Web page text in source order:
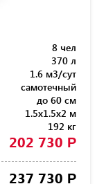
8 чел
370 л
1.6 м3/сут
самотечный
до 60 см
1.5x1.5x2 м
192 кг
202 730 Р
237 730 Р